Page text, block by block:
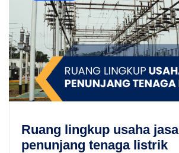
Ruang lingkup usaha jasa
penunjang tenaga listrik